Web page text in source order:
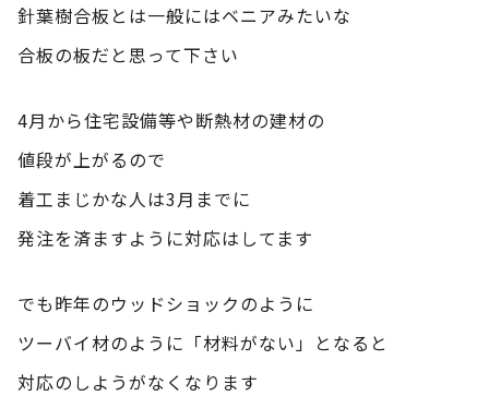
針葉樹合板とは一般にはベニアみたいな
合板の板だと思って下さい
4月から住宅設備等や断熱材の建材の
値段が上がるので
着工まじかな人は3月までに
発注を済ますように対応はしてます
でも昨年のウッドショックのように
ツーバイ材のように「材料がない」となると
対応のしようがなくなります